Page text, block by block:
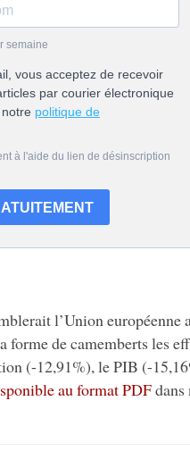
l’Union européenne
forme de camemberts les
(-12,91%), le PIB (-
au format PDFdans